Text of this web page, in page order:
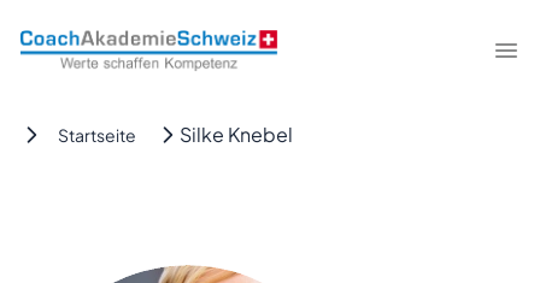
CoachAkademieSchweiz
Startseite Silke Knebel